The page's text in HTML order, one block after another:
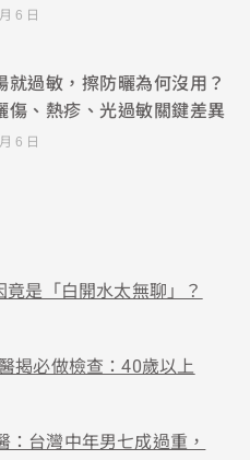
6 日
就過敏，擦防曬為何沒用？
傷、熱疹、光過敏關鍵差異
6 日
是「白開水太無聊」？
揭必做檢查：40歲以上
台灣中年男七成過重，